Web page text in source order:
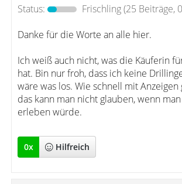
Status:
Frischling(25 Beiträge,
Danke für die Worte an alle hier.
Ich weiß auch nicht, was die Käuferin
hat. Bin nur froh, dass ich keine
wäre was los. Wie schnell mit
das kann man nicht glauben, wenn
erleben würde.
0x Hilfreich